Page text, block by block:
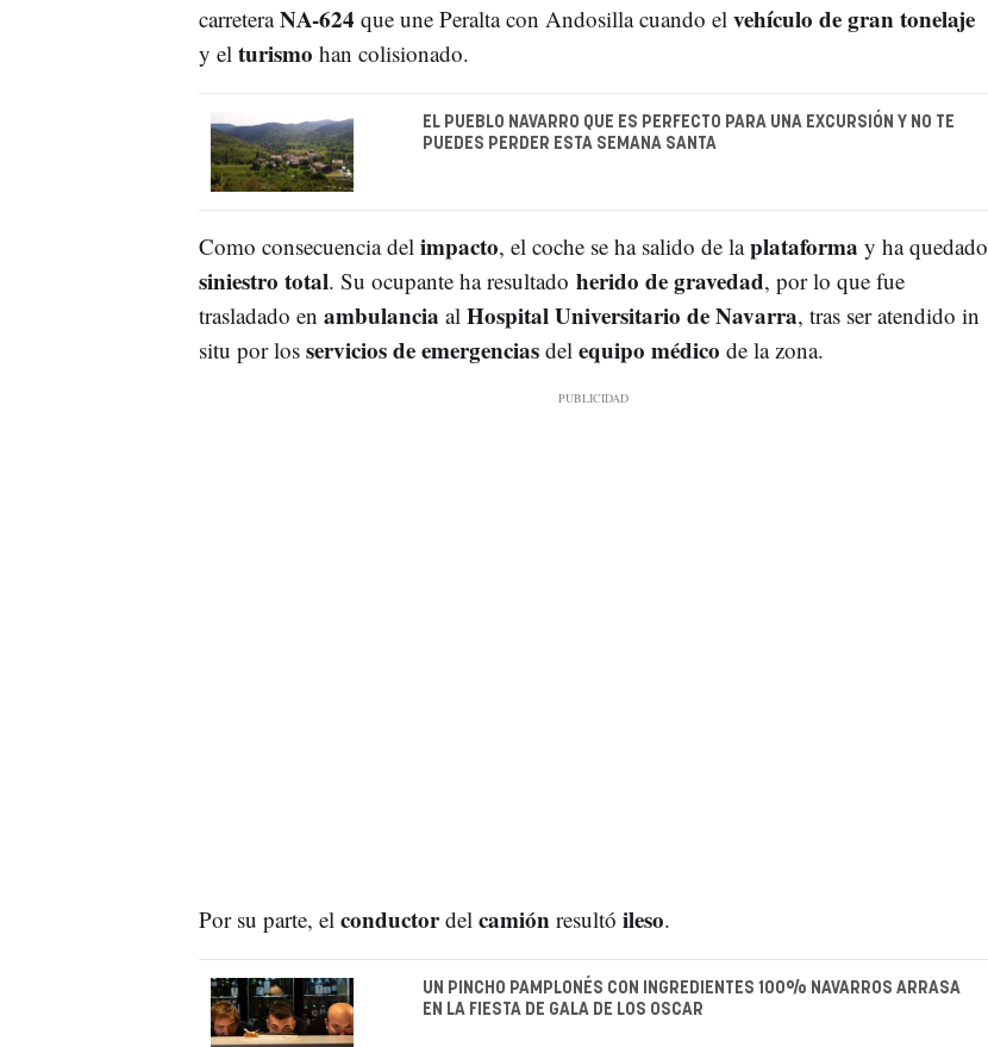
carreteraNA-624 que une Peralta con Andosilla cuando elvehículo de gran tonelaje
y el turismo han colisionado.
EL PUEBLO NAVARRO QUE ES PERFECTO PARA UNA EXCURSIÓN Y NO TE
PUEDES PERDER ESTA SEMANA SANTA
Como consecuencia del impacto, el coche se ha salido de laplataforma y ha quedado
siniestro total. Su ocupante ha resultado herido de gravedad, por lo que fue
trasladado en ambulancia al Hospital Universitario de Navarra, tras ser atendido in
situ por losservicios de emergenciasdel equipo médico de la zona.
Por su parte, el conductordel camión resultó ileso.
UN PINCHO PAMPLONÉS CON INGREDIENTES 100% NAVARROS ARRASA
EN LA FIESTA DE GALA DE LOS OSCAR